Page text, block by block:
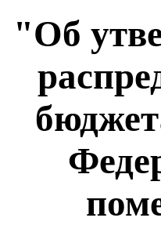
"Об